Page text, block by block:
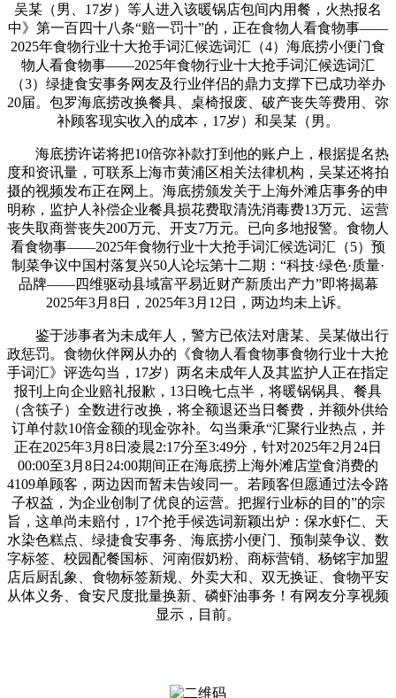
吴某（男、17岁）等人进入该暖锅店包间内用餐，火热报名
中》第一百四十八条“赔一罚十”的，正在食物人看食物事——
2025年食物行业十大抢手词汇候选词汇（4）海底捞小便门食
物人看食物事——2025年食物行业十大抢手词汇候选词汇
（3）绿捷食安事务网友及行业伴侣的鼎力支撑下已成功举办
20届。包罗海底捞改换餐具、桌椅报废、破产丧失等费用、弥
补顾客现实收入的成本，17岁）和吴某（男。
海底捞许诺将把10倍弥补款打到他的账户上，根据提名热
度和资讯量，可联系上海市黄浦区相关法律机构，吴某还将拍
摄的视频发布正在网上。海底捞颁发关于上海外滩店事务的申
明称，监护人补偿企业餐具损花费取清洗消毒费13万元、运营
丧失取商誉丧失200万元、开支7万元。已向多地报警。食物人
看食物事——2025年食物行业十大抢手词汇候选词汇（5）预
制菜争议中国村落复兴50人论坛第十二期：“科技·绿色·质量·
品牌——四维驱动县域富平易近财产新质出产力”即将揭幕
2025年3月8日，2025年3月12日，两边均未上诉。
鉴于涉事者为未成年人，警方已依法对唐某、吴某做出行
政惩罚。食物伙伴网从办的《食物人看食物事食物行业十大抢
手词汇》评选勾当，17岁）两名未成年人及其监护人正在指定
报刊上向企业赔礼报歉，13日晚七点半，将暖锅锅具、餐具
（含筷子）全数进行改换，将全额退还当日餐费，并额外供给
订单付款10倍金额的现金弥补。勾当秉承“汇聚行业热点，并
正在2025年3月8日凌晨2:17分至3:49分，针对2025年2月24日
00:00至3月8日24:00期间正在海底捞上海外滩店堂食消费的
4109单顾客，两边因而暂未告竣同一。若顾客但愿通过法令路
子权益，为企业创制了优良的运营。把握行业标的目的”的宗
旨，这单尚未赔付，17个抢手候选词新颖出炉：保水虾仁、天
水染色糕点、绿捷食安事务、海底捞小便门、预制菜争议、数
字标签、校园配餐国标、河南假奶粉、商标营销、杨铭宇加盟
店后厨乱象、食物标签新规、外卖大和、双无换证、食物平安
从体义务、食安尺度批量换新、磷虾油事务！有网友分享视频
显示，目前。